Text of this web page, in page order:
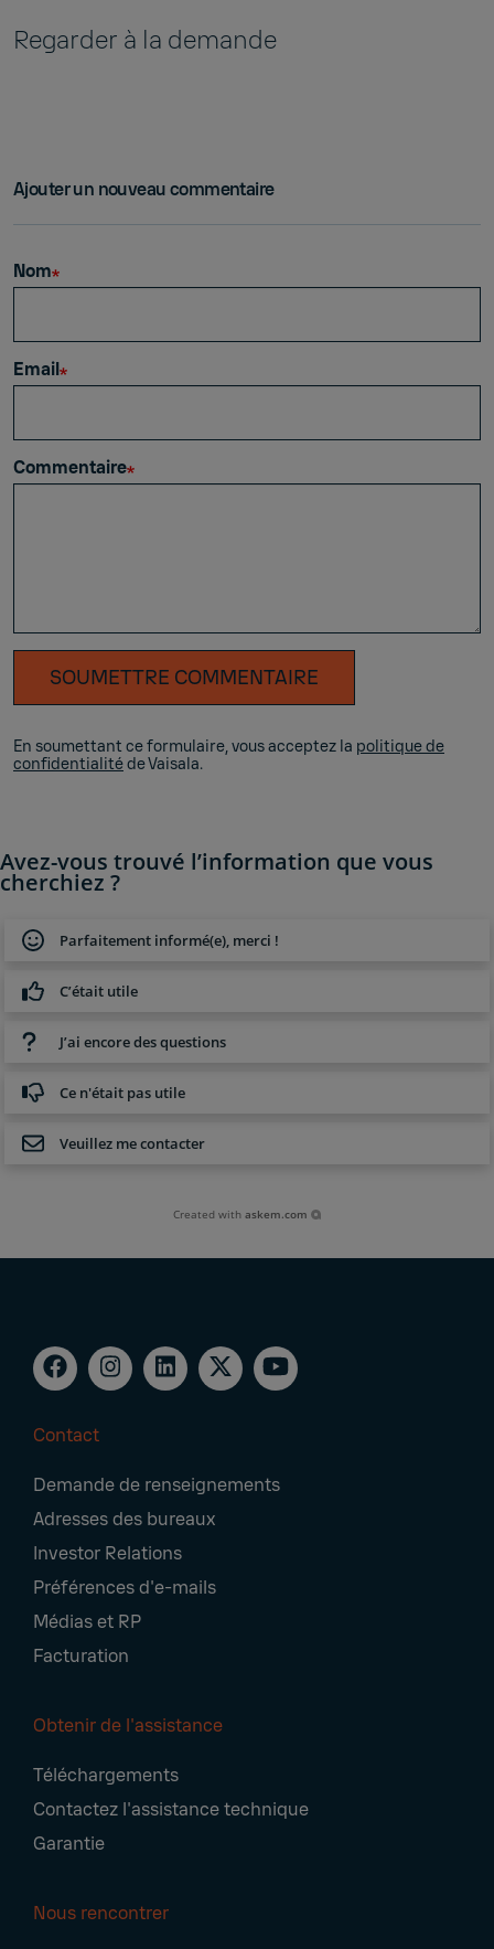
Regarder à la demande
Ajouter un nouveau commentaire
Nom
Email
Commentaire
SOUMETTRE COMMENTAIRE
En soumettant ce formulaire, vous acceptez la politique de
confidentialitéde Vaisala.
Avez-vous trouvé l’information que vous
cherchiez ?
Parfaitement informé(e), merci !
C’était utile
J’ai encore des questions
Ce n'était pas utile
Veuillez me contacter
Created withaskem.com
Navigation
Contact
Demande de renseignements
Adresses des bureaux
Investor Relations
Préférences d'e-mails
Médias et RP
Facturation
Obtenir de l'assistance
Téléchargements
Contactez l'assistance technique
Garantie
Nous rencontrer